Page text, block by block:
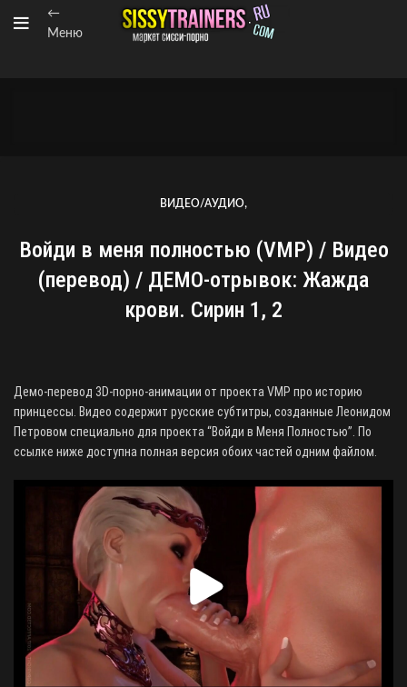
←
Меню
ВИДЕО/АУДИО,
Войди в меня полностью (VMP) / Видео
(перевод) / ДЕМО-отрывок: Жажда
крови. Сирин 1, 2
Демо-перевод 3D-порно-анимации от проекта VMP про историю
принцессы. Видео содержит русские субтитры, созданные Леонидом
Петровом специально для проекта “Войди в Меня Полностью”. По
ссылке ниже доступна полная версия обоих частей одним файлом.